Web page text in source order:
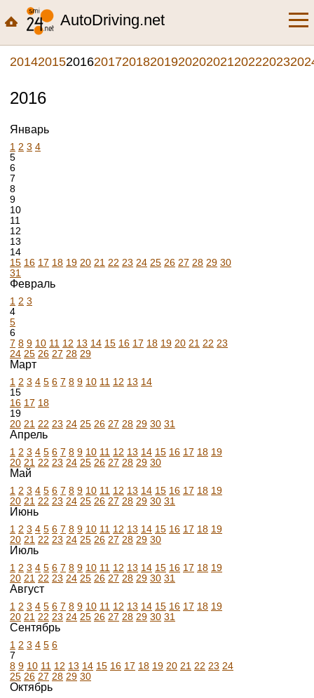
AutoDriving.net
2014201520162017201820192020202120222023
2016
Январь
1 2 3 4
5
6
7
8
9
10
11
12
13
14
15 16 17 18 19 20 21 22 23 24 25 26 27 28 29 30
31
Февраль
1 2 3
4
5
6
7 8 9 10 11 12 13 14 15 16 17 18 19 20 21 22 23
24 25 26 27 28 29
Март
1 2 3 4 5 6 7 8 9 10 11 12 13 14
15
16 17 18
19
20 21 22 23 24 25 26 27 28 29 30 31
Апрель
1 2 3 4 5 6 7 8 9 10 11 12 13 14 15 16 17 18 19
20 21 22 23 24 25 26 27 28 29 30
Май
1 2 3 4 5 6 7 8 9 10 11 12 13 14 15 16 17 18 19
20 21 22 23 24 25 26 27 28 29 30 31
Июнь
1 2 3 4 5 6 7 8 9 10 11 12 13 14 15 16 17 18 19
20 21 22 23 24 25 26 27 28 29 30
Июль
1 2 3 4 5 6 7 8 9 10 11 12 13 14 15 16 17 18 19
20 21 22 23 24 25 26 27 28 29 30 31
Август
1 2 3 4 5 6 7 8 9 10 11 12 13 14 15 16 17 18 19
20 21 22 23 24 25 26 27 28 29 30 31
Сентябрь
1 2 3 4 5 6
7
8 9 10 11 12 13 14 15 16 17 18 19 20 21 22 23 24
25 26 27 28 29 30
Октябрь